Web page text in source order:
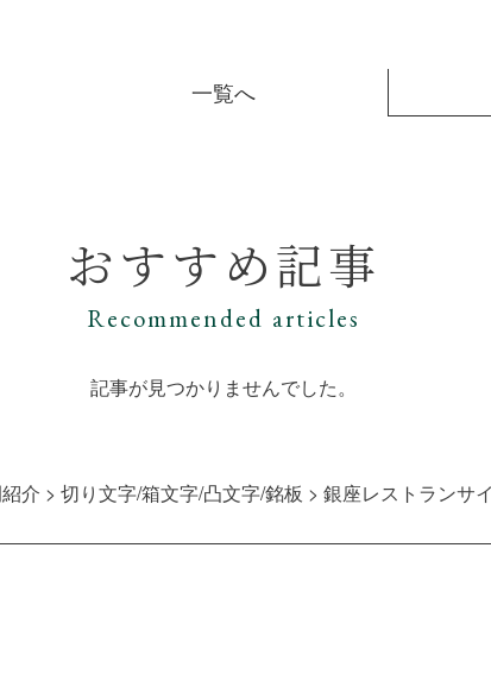
一覧へ
おすすめ記事
Recommended articles
記事が見つかりませんでした。
介 > 切り文字/箱文字/凸文字/銘板 > 銀座レストランサ